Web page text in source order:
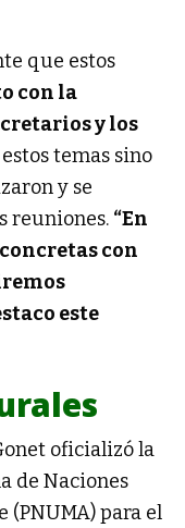
que estos
con la
y los
estos temas sino
y se
reuniones. “En
con
este
oficializó la
de Naciones
(PNUMA) para el